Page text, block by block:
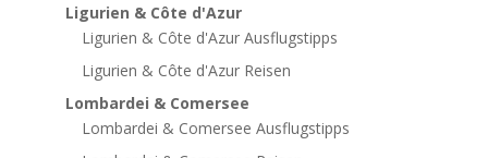
Ligurien & Côte d'Azur
Ligurien & Côte d'Azur Ausflugstipps
Ligurien & Côte d'Azur Reisen
Lombardei & Comersee
Lombardei & Comersee Ausflugstipps